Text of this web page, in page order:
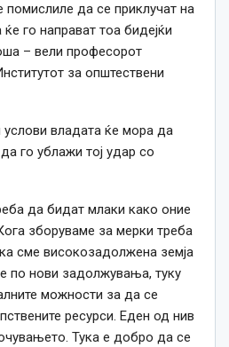
да се приклучат на
го направат тоа бидејќи
– вели професорот
за општествени
владата ќе мора да
го ублажи тој удар со
да бидат млаки како оние
зборуваме за мерки треба
сме високозадолжена земја
по нови задолжувања, туку
можности за да се
ресурси. Еден од нив
Тука е добро да се